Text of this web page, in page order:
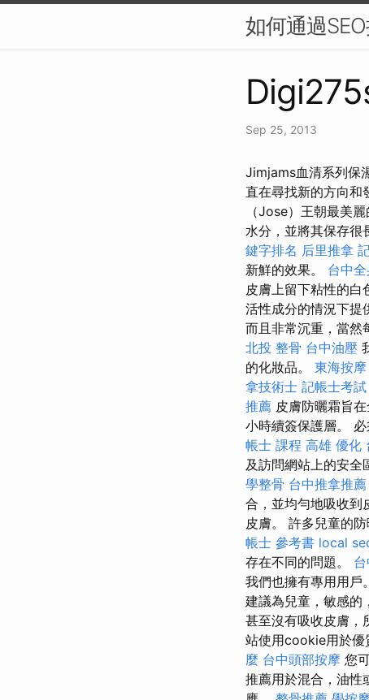
如何通過
Sep 25, 2013
Jimjams血清系列保
直在尋找新的方向和
（Jose）王朝最美
水分，並將其保存很
鍵字排名 后里推拿
新鮮的效果。 台中
皮膚上留下粘性的白
活性成分的情況下提
而且非常沉重，當然
北投 整骨 台中油壓
的化妝品。 東海按摩
拿技術士 記帳士考
推薦 皮膚防曬霜旨
小時續簽保護層。
帳士 課程 高雄 優化
及訪問網站上的安全
學整骨 台中推拿推薦
合，並均勻地吸收到
皮膚。 許多兒童的
帳士 參考書 local
存在不同的問題。
我們也擁有專用用戶
建議為兒童，敏感的
甚至沒有吸收皮膚，
站使用cookie用於優
麼 台中頭部按摩 您
推薦用於混合，油性